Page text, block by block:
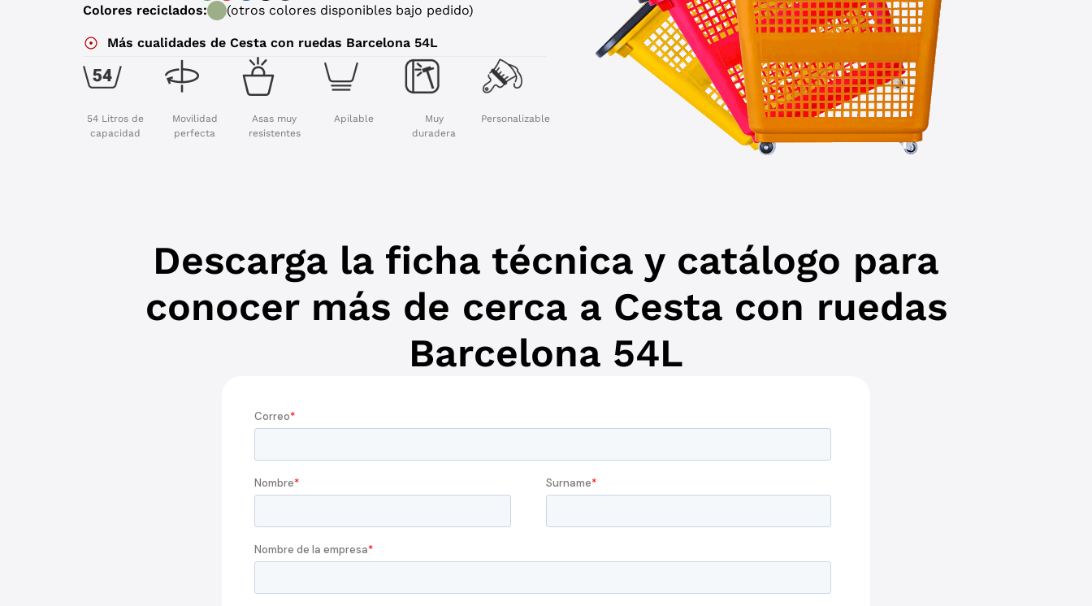
Colores reciclados:
(otros colores disponibles bajo pedido)
Más cualidades de Cesta con ruedas Barcelona 54L
54 Litros de
capacidad
Movilidad
perfecta
Asas muy
resistentes
Apilable
Muy
duradera
Personalizable
Descarga la ficha técnica y catálogo para
conocer más de cerca a Cesta con ruedas
Barcelona 54L